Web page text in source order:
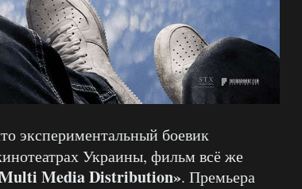
экспериментальный боевик
Украины, фильм всё же
Media Distribution». Премьера